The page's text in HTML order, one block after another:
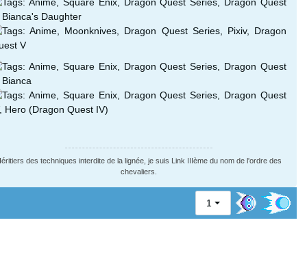
des techniques interdite de la lignée, je suis Link IIIème du nom de l'ordre des
chevaliers.
1